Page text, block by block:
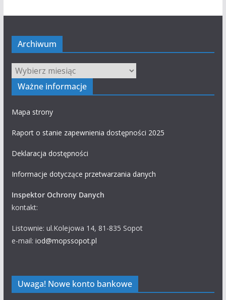
Archiwum
Archiwum
Ważne informacje
Mapa strony
Raport o stanie zapewnienia dostępności 2025
Deklaracja dostępności
Informacje dotyczące przetwarzania danych
Inspektor Ochrony Danych
kontakt:
Listownie: ul.Kolejowa 14, 81-835 Sopot
e-mail: iod@mopssopot.pl
Uwaga! Nowe konto bankowe